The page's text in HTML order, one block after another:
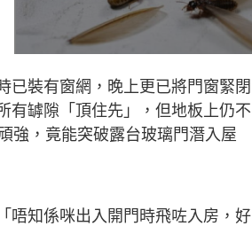
已裝有窗網，晚上更已將門窗緊閉
有罅隙「頂住先」，但地板上仍不
強，竟能突破露台玻璃門潛入屋
唔知係咪出入開門時飛咗入房，好